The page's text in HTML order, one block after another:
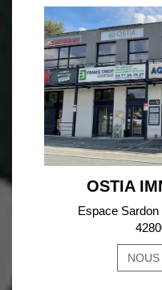
OSTIA
Espace